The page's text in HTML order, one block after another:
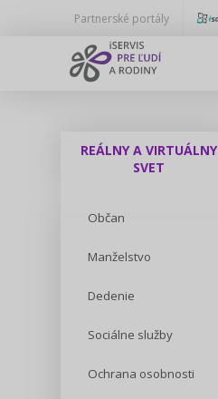
Partnerské portály
REÁLNY A VIRTUÁLNY
SVET
Občan
Manželstvo
Dedenie
Sociálne služby
Ochrana osobnosti